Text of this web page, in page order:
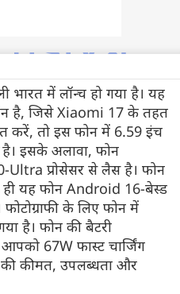
भारत में लॉन्च हो गया है। यह
है, जिसे Xiaomi 17 के तहत
करें, तो इस फोन में 6.59 इंच
है। इसके अलावा, फोन
प्रोसेसर से लैस है। फोन
यह फोन Android 16-बेस्ड
के लिए फोन में
है। फोन की बैटरी
67W फास्ट चार्जिंग
की कीमत, उपलब्धता और